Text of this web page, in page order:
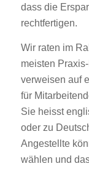
dass die
rechtfertigen.
Wir raten im
meisten
verweisen auf
für
Sie heisst
oder zu
Angestellte
wählen und